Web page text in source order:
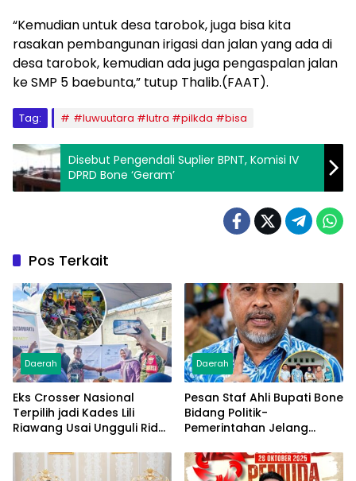
“Kemudian untuk desa tarobok, juga bisa kita
rasakan pembangunan irigasi dan jalan yang ada di
desa tarobok, kemudian ada juga pengaspalan jalan
ke SMP 5 baebunta,” tutup Thalib.(FAAT).
Tag: #luwuutara #lutra #pilkda #bisa
Disebut Pengendali Suplier BPNT, Komisi IV
DPRD Bone ‘Geram’
Pos Terkait
Daerah
Eks Crosser Nasional
Terpilih jadi Kades Lili
Riawang Usai Ungguli Rider
PAW
Daerah
Pesan Staf Ahli Bupati Bone
Bidang Politik-
Pemerintahan Jelang